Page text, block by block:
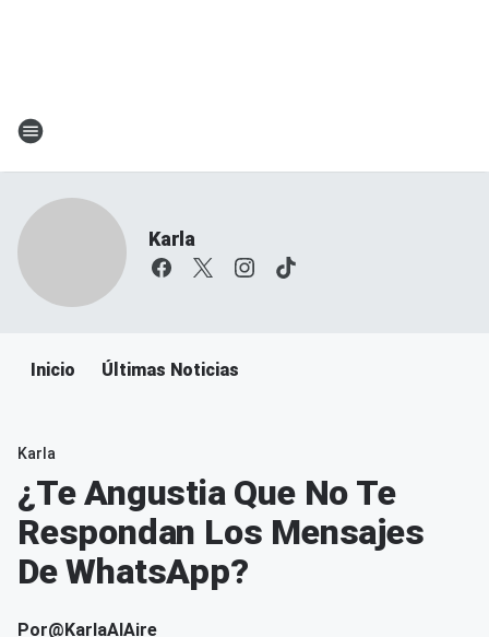
Karla
Inicio Últimas Noticias
Karla
¿Te Angustia Que No Te
Respondan Los Mensajes
De WhatsApp?
Por@KarlaAlAire